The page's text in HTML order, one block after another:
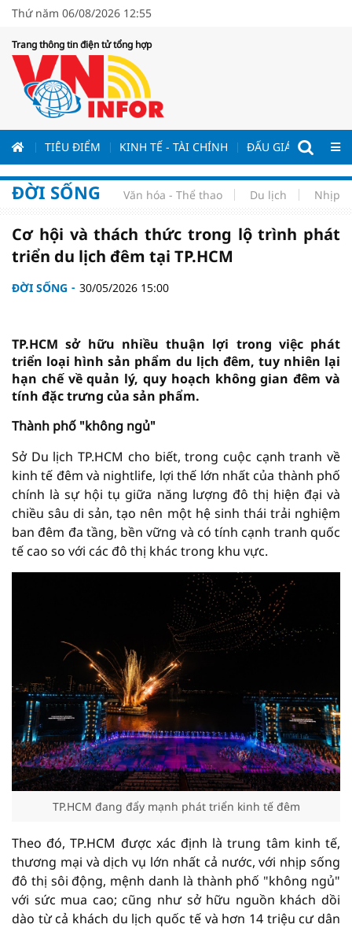
Thứ năm 06/08/2026 12:55
Trang thông tin điện tử tổng hợp
TIÊU ĐIỂM KINH TẾ - TÀI CHÍNH ĐẤU GIÁ - ĐẤU
ĐỜI SỐNG Văn hóa - Thể thao Du lịch Nhịp
Cơ hội và thách thức trong lộ trình phát
triển du lịch đêm tại TP.HCM
ĐỜI SỐNG 30/05/2026 15:00
TP.HCM sở hữu nhiều thuận lợi trong việc phát
triển loại hình sản phẩm du lịch đêm, tuy nhiên lại
hạn chế về quản lý, quy hoạch không gian đêm và
tính đặc trưng của sản phẩm.
Thành phố "không ngủ"
Sở Du lịch TP.HCM cho biết, trong cuộc cạnh tranh về
kinh tế đêm và nightlife, lợi thế lớn nhất của thành phố
chính là sự hội tụ giữa năng lượng đô thị hiện đại và
chiều sâu di sản, tạo nên một hệ sinh thái trải nghiệm
ban đêm đa tầng, bền vững và có tính cạnh tranh quốc
tế cao so với các đô thị khác trong khu vực.
TP.HCM đang đẩy mạnh phát triển kinh tế đêm
Theo đó, TP.HCM được xác định là trung tâm kinh tế,
thương mại và dịch vụ lớn nhất cả nước, với nhịp sống
đô thị sôi động, mệnh danh là thành phố "không ngủ"
với sức mua cao; cũng như sở hữu nguồn khách dồi
dào từ cả khách du lịch quốc tế và hơn 14 triệu cư dân